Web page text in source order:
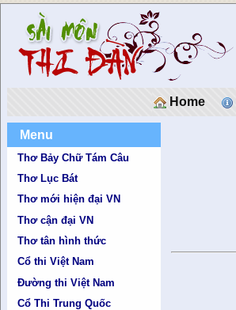
Home
Menu
Thơ Bảy Chữ Tám Câu
Thơ Lục Bát
Thơ mới hiện đại VN
Thơ cận đại VN
Thơ tân hình thức
Cổ thi Việt Nam
Đường thi Việt Nam
Cổ Thi Trung Quốc